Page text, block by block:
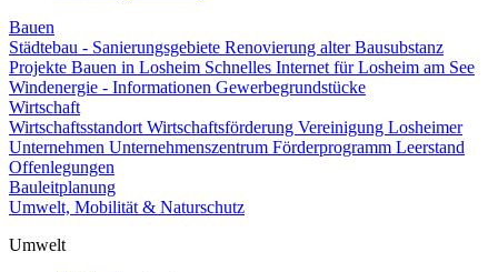
Bauen
Städtebau - Sanierungsgebiete Renovierung alter Bausubstanz
Projekte Bauen in Losheim Schnelles Internet für Losheim am See
Windenergie - Informationen Gewerbegrundstücke
Wirtschaft
Wirtschaftsstandort Wirtschaftsförderung Vereinigung Losheimer
Unternehmen Unternehmenszentrum Förderprogramm Leerstand
Offenlegungen
Bauleitplanung
Umwelt, Mobilität & Naturschutz
Umwelt